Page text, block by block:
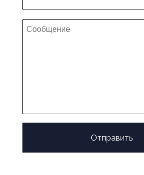
Отправить